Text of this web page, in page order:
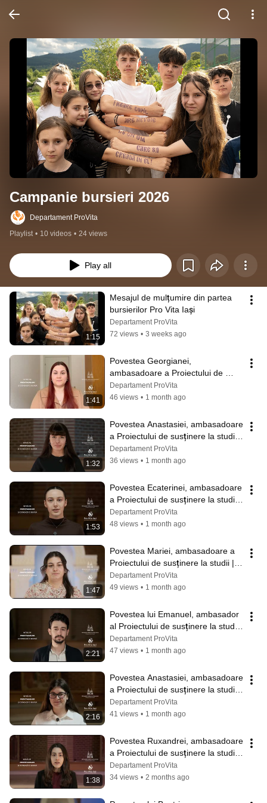
Campanie bursieri 2026
Departament ProVita
Playlist • 10 videos • 24 views
Play all
1:15
Mesajul de mulțumire din partea
bursierilor Pro Vita Iași
Departament ProVita
72 views • 3 weeks ago
1:41
Povestea Georgianei,
ambasadoare a Proiectului de
susținere la studii | Pro Vita Iași |
2026
Departament ProVita
46 views • 1 month ago
1:32
Povestea Anastasiei, ambasadoare
a Proiectului de susținere la studii |
Pro Vita Iași | 2026
Departament ProVita
36 views • 1 month ago
1:53
Povestea Ecaterinei, ambasadoare
a Proiectului de susținere la studii |
Pro Vita Iași | 2026
Departament ProVita
48 views • 1 month ago
1:47
Povestea Mariei, ambasadoare a
Proiectului de susținere la studii |
Pro Vita Iași | 2026
Departament ProVita
49 views • 1 month ago
2:21
Povestea lui Emanuel, ambasador
al Proiectului de susținere la studii |
Pro Vita Iași | 2026
Departament ProVita
47 views • 1 month ago
2:16
Povestea Anastasiei, ambasadoare
a Proiectului de susținere la studii |
Pro Vita Iași | 2026
Departament ProVita
41 views • 1 month ago
1:38
Povestea Ruxandrei, ambasadoare
a Proiectului de susținere la studii |
Pro Vita Iași | 2026
Departament ProVita
34 views • 2 months ago